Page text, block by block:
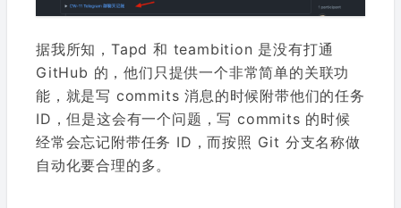
据我所知，Tapd 和 teambition 是没有打通
GitHub 的，他们只提供一个非常简单的关联功
能，就是写 commits 消息的时候附带他们的任务
ID，但是这会有一个问题，写 commits 的时候
经常会忘记附带任务 ID，而按照 Git 分支名称做
自动化要合理的多。